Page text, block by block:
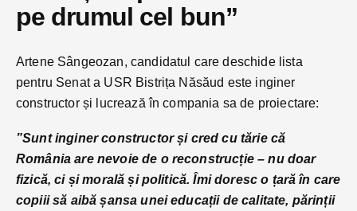
pe drumul cel bun”
Artene Sângeozan, candidatul care deschide lista
pentru Senat a USR Bistrița Năsăud este inginer
constructor și lucrează în compania sa de proiectare:
”Sunt inginer constructor și cred cu tărie că
România are nevoie de o reconstrucție – nu doar
fizică, ci și morală și politică. Îmi doresc o țară în care
copiii să aibă șansa unei educații de calitate, părinții